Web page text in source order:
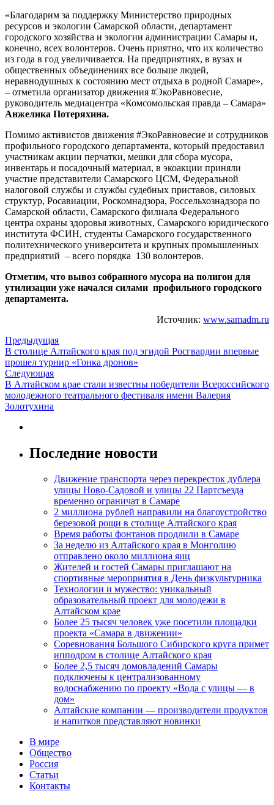
«Благодарим за поддержку Министерство природных
ресурсов и экологии Самарской области, департамент
городского хозяйства и экологии администрации Самары и,
конечно, всех волонтеров. Очень приятно, что их количество
из года в год увеличивается. На предприятиях, в вузах и
общественных объединениях все больше людей,
неравнодушных к состоянию мест отдыха в родной Самаре»,
– отметила организатор движения #ЭкоРавновесие,
руководитель медиацентра «Комсомольская правда – Самара»
Анжелика Потеряхина.
Помимо активистов движения #ЭкоРавновесие и сотрудников
профильного городского департамента, который предоставил
участникам акции перчатки, мешки для сбора мусора,
инвентарь и посадочный материал, в экоакции приняли
участие представители Самарского ЦСМ, Федеральной
налоговой службы и службы судебных приставов, силовых
структур, Росавиации, Роскомнадзора, Россельхознадзора по
Самарской области, Самарского филиала Федерального
центра охраны здоровья животных, Самарского юридического
института ФСИН, студенты Самарского государственного
политехнического университета и крупных промышленных
предприятий – всего порядка 130 волонтеров.
Отметим, что вывоз собранного мусора на полигон для
утилизации уже начался силами профильного городского
департамента.
Источник: www.samadm.ru
Предыдущая
В столице Алтайского края под эгидой Росгвардии впервые
прошел турнир «Гонка дронов»
Следующая
В Алтайском крае стали известны победители Всероссийского
молодежного театрального фестиваля имени Валерия
Золотухина
Последние новости
Движение транспорта через перекресток дублера
улицы Ново-Садовой и улицы 22 Партсъезда
временно ограничат в Самаре
2 миллиона рублей направили на благоустройство
березовой рощи в столице Алтайского края
Время работы фонтанов продлили в Самаре
За неделю из Алтайского края в Монголию
отправлено около миллиона яиц
Жителей и гостей Самары приглашают на
спортивные мероприятия в День физкультурника
Технологии и мужество: уникальный
образовательный проект для молодежи в
Алтайском крае
Более 25 тысяч человек уже посетили площадки
проекта «Самара в движении»
Соревнования Большого Сибирского круга примет
ипподром в столице Алтайского края
Более 2,5 тысяч домовладений Самары
подключены к централизованному
водоснабжению по проекту «Вода с улицы — в
дом»
Алтайские компании — производители продуктов
и напитков представляют новинки
В мире
Общество
Россия
Статьи
Контакты